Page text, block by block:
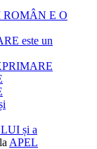
ROMÂN E O
este un
și a
la APEL